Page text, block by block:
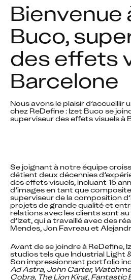
Bienvenue
Buco,
des effets
Barcelone
Nous avons le plaisir d’accueillir
chez ReDefine : Izet Buco se
superviseur des effets visuels à
Se joignant à notre équipe
détient deux décennies
des effets visuels, incluant 15
d’images en tant que
superviseur de la composition
projets de grande qualité et
relations avec les clients sont
d’Izet, qui a travaillé avec des
Mendes, Jon Favreau et
Avant de se joindre à ReDefine,
studios tels que Industrial Light
Ad Astra, John Carter,
Cobra, The Lion King, Fantastic